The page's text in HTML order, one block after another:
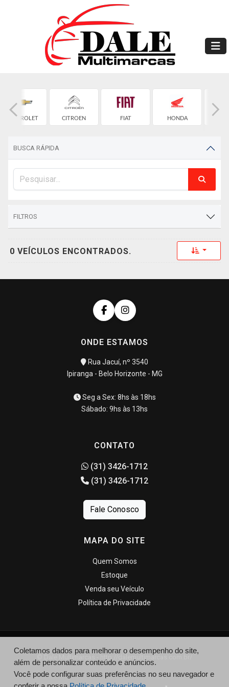
CHEVROLET CITROEN FIAT HONDA
BUSCA RÁPIDA
FILTROS
0 VEÍCULOS ENCONTRADOS. Toggle
ONDE ESTAMOS
Rua Jacuí, nº 3540
Ipiranga - Belo Horizonte - MG
Seg a Sex: 8hs às 18hs
Sábado: 9hs às 13hs
CONTATO
(31) 3426-1712
(31) 3426-1712
Fale Conosco
MAPA DO SITE
Quem Somos
Estoque
Venda seu Veículo
Política de Privacidade
© Dale Multimarcas - http://dalemultimarcas.com.br/
Coletamos dados para melhorar o desempenho do site,
além de personalizar conteúdo e anúncios.
Você pode configurar suas preferências no seu navegador e